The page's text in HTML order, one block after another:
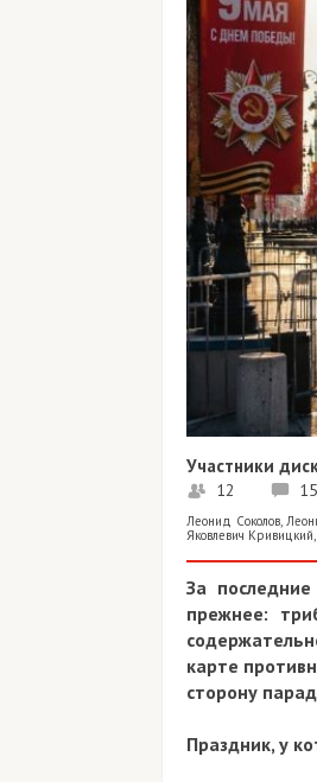
Участники
12
Леонид Соколов,
Яковлевич Кривицкий,
За
прежнее:
карте
сторону
Праздник, у